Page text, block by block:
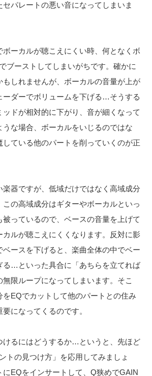
セパレートの悪い音になってしまいま
ーカルが聴こえにくい時、何となくボ
ブーストしてしまいがちです。確かに
もしれませんが、ボーカルの音量が上が
ーダーでボリュームを下げる…そうする
ッドが相対的に下がり、音が細くなって
うな場合、ボーカルをいじるのではな
している他のパートを削っていくのが正
器ですが、低域だけではなく高域成分
この高域成分はギターやボーカルといっ
被っているので、ベースの音量を上げて
カルが聴こえにくくなります。反対に影
ースを下げると、楽曲全体の中でベー
る…といった具合に「あちらを立てれば
無限ループになってしまいます。そこ
をEQでカットして他のパートとの住み
になってくるのです。
けるにはどうするか…というと、先ほど
トの見つけ方」を応用してみましょ
にEQをインサートして、Q狭めでGAIN